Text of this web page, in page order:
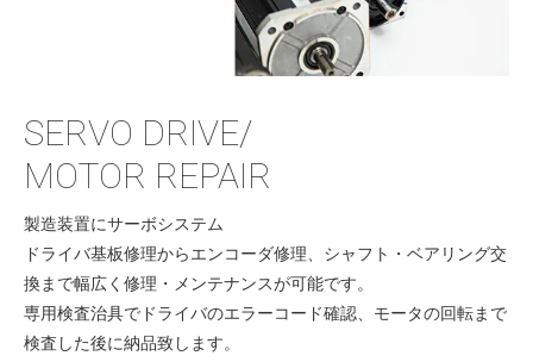
SERVO DRIVE/
MOTOR REPAIR
製造装置にサーボシステム
ドライバ基板修理からエンコーダ修理、シャフト・ベアリング交
換まで幅広く修理・メンテナンスが可能です。
専用検査治具でドライバのエラーコード確認、モータの回転まで
検査した後に納品致します。